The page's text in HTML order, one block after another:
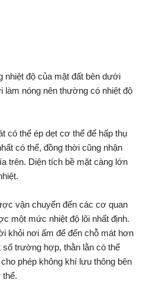
nhiệt độ của mặt đất bên dưới
nóng nên thường có nhiệt độ
có thể ép dẹt cơ thể để hấp thụ
có thể, đồng thời cũng nhận
trên. Diện tích bề mặt càng lớn
vận chuyển đến các cơ quan
một mức nhiệt độ lõi nhất định.
khỏi nơi ấm để đến chỗ mát hơn
số trường hợp, thằn lằn có thể
phép không khí lưu thông bên
thể.